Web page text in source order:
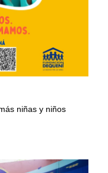
niñas y niños